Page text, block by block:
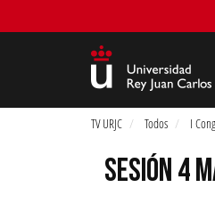
TV URJC Todos I
SESIÓN 4